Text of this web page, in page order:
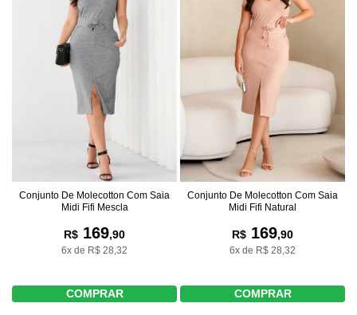
Conjunto De Molecotton Com Saia
Midi Fifi Mescla
R$ 169,90
6x de R$ 28,32
COMPRAR
Conjunto De Molecotton Com Saia
Midi Fifi Natural
R$ 169,90
6x de R$ 28,32
COMPRAR